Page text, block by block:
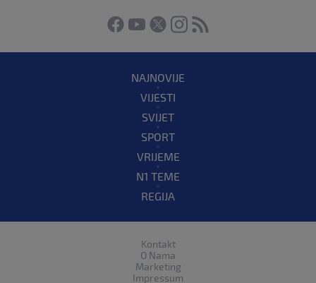
NAJNOVIJE
VIJESTI
SVIJET
SPORT
VRIJEME
N1 TEME
REGIJA
Kontakt
O Nama
Marketing
Impressum